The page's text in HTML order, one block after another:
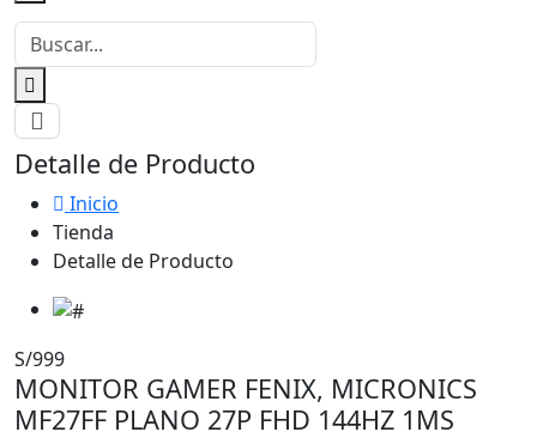
Detalle de Producto
Inicio
Tienda
Detalle de Producto
S/999
MONITOR GAMER FENIX, MICRONICS
MF27FF PLANO 27P FHD 144HZ 1MS